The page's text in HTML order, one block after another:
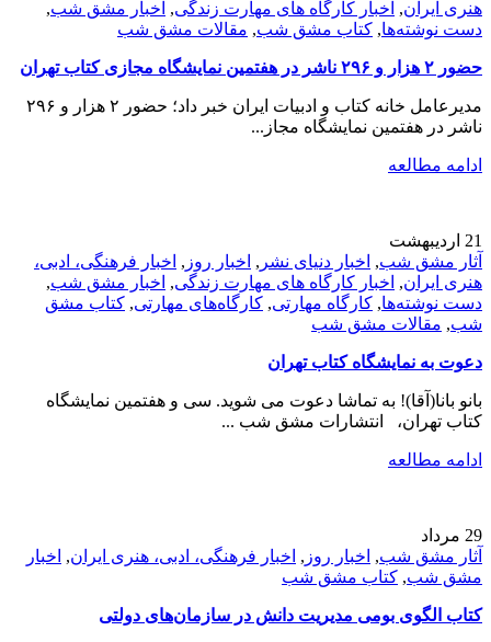
هنری ایران, اخبار کارگاه های مهارت زندگی, اخبار مشق شب,
دست نوشته‌ها, کتاب مشق شب, مقالات مشق شب
حضور ۲ هزار و ۲۹۶ ناشر در هفتمین نمایشگاه مجازی کتاب تهران
مدیرعامل خانه کتاب و ادبیات ایران خبر داد؛ حضور ۲ هزار و ۲۹۶
ناشر در هفتمین نمایشگاه مجاز...
ادامه مطالعه
21 اردیبهشت
آثار مشق شب, اخبار دنیای نشر , اخبار روز , اخبار فرهنگی، ادبی،
هنری ایران, اخبار کارگاه های مهارت زندگی, اخبار مشق شب,
دست نوشته‌ها, کارگاه مهارتی, کارگاه‌های مهارتی, کتاب مشق
شب, مقالات مشق شب
دعوت به نمایشگاه کتاب تهران
بانو بانا(آقا)! به تماشا دعوت می شوید. سی و هفتمین نمایشگاه
کتاب تهران، انتشارات مشق شب ...
ادامه مطالعه
29 مرداد
آثار مشق شب, اخبار روز , اخبار فرهنگی، ادبی، هنری ایران, اخبار
مشق شب, کتاب مشق شب
کتاب الگوی بومی مدیریت دانش در سازمان‌های دولتی